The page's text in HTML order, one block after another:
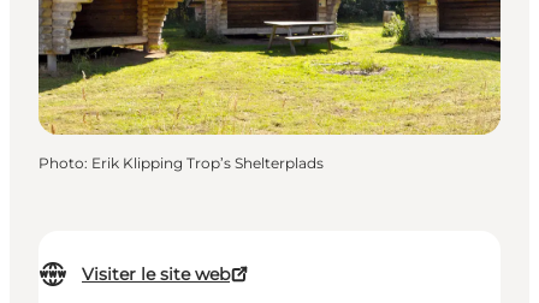
Visiter le site web
Photo: Erik Klipping Trop’s Shelterplads